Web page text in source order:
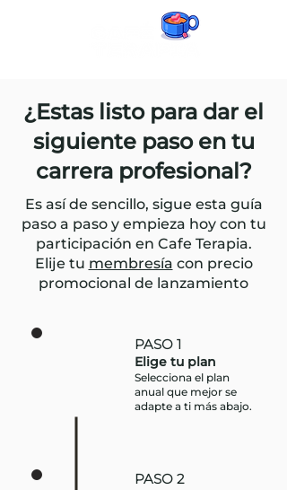
¿Estas listo para dar el
siguiente paso en tu
carrera profesional?
Es así de sencillo, sigue esta guía
paso a paso y empieza hoy con tu
participación en Cafe Terapia.
Elije tu membresía con precio
promocional de lanzamiento
PASO 1
Elige tu plan
Selecciona el plan
anual que mejor se
adapte a ti más abajo.
PASO 2